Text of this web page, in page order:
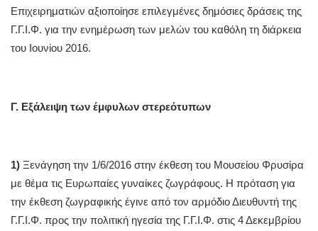
Επιχειρηματιών αξιοποίησε επιλεγμένες δημόσιες δράσεις της
Γ.Γ.Ι.Φ. για την ενημέρωση των μελών του καθόλη τη διάρκεια
του Ιουνίου 2016.
Γ. Εξάλειψη των έμφυλων στερεότυπων
1) Ξενάγηση την 1/6/2016 στην έκθεση του Μουσείου Φρυσίρα
με θέμα τις Ευρωπαίες γυναίκες ζωγράφους. Η πρόταση για
την έκθεση ζωγραφικής έγινε από τον αρμόδιο Διευθυντή της
Γ.Γ.Ι.Φ. προς την πολιτική ηγεσία της Γ.Γ.Ι.Φ. στις 4 Δεκεμβρίου